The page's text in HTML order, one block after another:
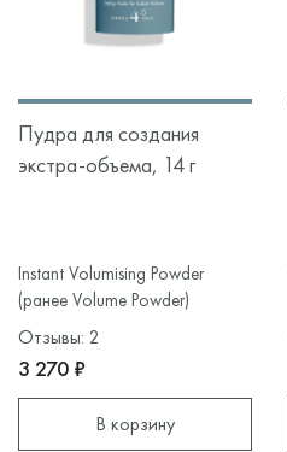
Пудра для создания
экстра-объема, 14 г
Instant Volumising Powder
(ранее Volume Powder)
Отзывы: 2
3 270 ₽
В корзину